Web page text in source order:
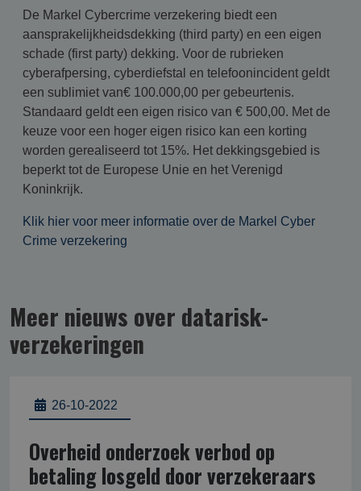
De Markel Cybercrime verzekering biedt een
aansprakelijkheidsdekking (third party) en een eigen
schade (first party) dekking. Voor de rubrieken
cyberafpersing, cyberdiefstal en telefoonincident geldt
een sublimiet van€ 100.000,00 per gebeurtenis.
Standaard geldt een eigen risico van € 500,00. Met de
keuze voor een hoger eigen risico kan een korting
worden gerealiseerd tot 15%. Het dekkingsgebied is
beperkt tot de Europese Unie en het Verenigd
Koninkrijk.
Klik hier voor meer informatie over de Markel Cyber
Crime verzekering
Meer nieuws over datarisk­
verzekering­en
26-10-2022
Overheid onderzoek verbod op
betaling losgeld door verzekeraars